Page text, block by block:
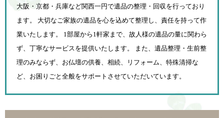
大阪・京都・兵庫など関西一円で遺品の整理・回収を行っており
ます。 大切なご家族の遺品を心を込めて整理し、責任を持って作
業いたします。 1部屋から1軒家まで、故人様の遺品の量に関わら
ず、 丁寧なサービスを提供いたします。 また、遺品整理・生前整
理のみならず、お仏壇の供養、相続、
リフォーム、特殊清掃な
ど、お困りごと全般をサポートさせていただいています。